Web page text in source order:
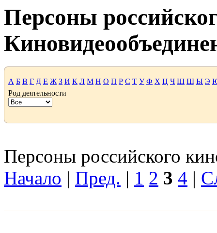
Персоны
А Б В Г Д Е Ж З И К Л М Н О П Р С Т У Ф Х Ц Ч Ш Щ Ы Э
Род деятельности
Персоны российского
Начало | Пред. | 1 2 3 4 |